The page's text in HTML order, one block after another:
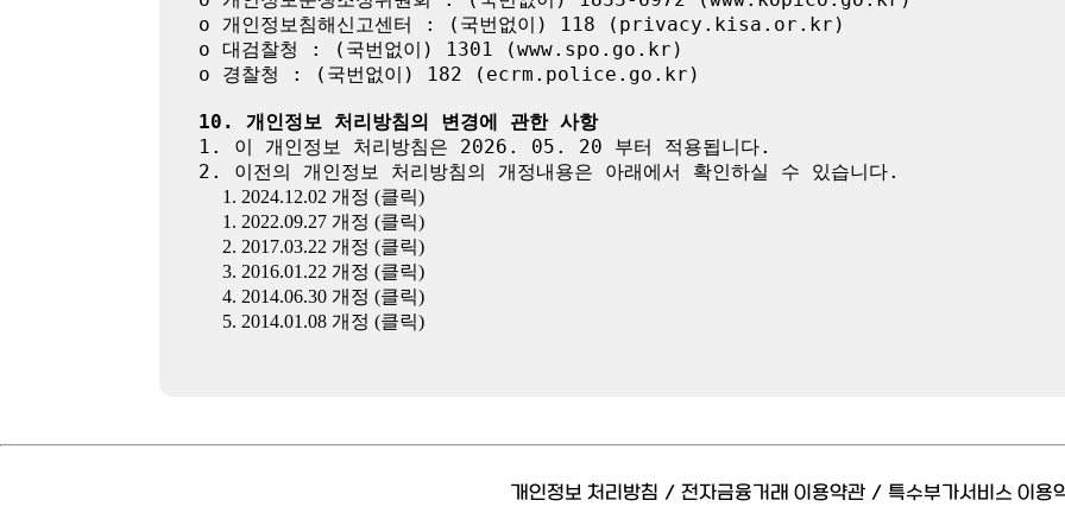
o 개인정보침해신고센터 : (국번없이) 118 (privacy.kisa.or.kr)
o 대검찰청 : (국번없이) 1301 (www.spo.go.kr)
o 경찰청 : (국번없이) 182 (ecrm.police.go.kr)
10. 개인정보 처리방침의 변경에 관한 사항
1. 이 개인정보 처리방침은 2026. 05. 20 부터 적용됩니다.
2. 이전의 개인정보 처리방침의 개정내용은 아래에서 확인하실 수 있습니다.
1. 2024.12.02 개정 (클릭)
1. 2022.09.27 개정 (클릭)
2. 2017.03.22 개정 (클릭)
3. 2016.01.22 개정 (클릭)
4. 2014.06.30 개정 (클릭)
5. 2014.01.08 개정 (클릭)
개인정보 처리방침 / 전자금융거래 이용약관 / 특수부가서비스 이용